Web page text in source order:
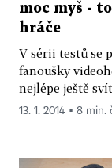
moc myš -
hráče
V sérii testů se
fanoušky
nejlépe ještě
13. 1. 2014 ▪ 8 min.